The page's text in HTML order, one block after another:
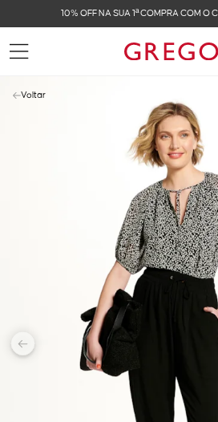
NA SUA 1ª COMPRA COM O CUPOM GRGLOVERS
Voltar